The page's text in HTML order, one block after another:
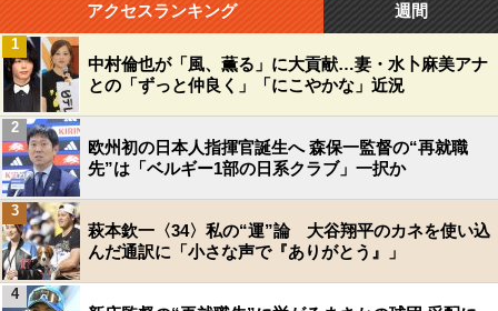
アクセスランキング 週間
中村倫也が「風、薫る」に大貢献…妻・水卜麻美アナ
との「ずっと仲良く」「にこやかな」近況
1
欧州初の日本人指揮官誕生へ 森保一監督の“再就職
先”は「ベルギー1部の日系クラブ」一択か
2
萩本欽一〈34〉私の“運”論 大谷翔平のカネを使い込
んだ通訳に「小さな声で『ありがとう』」
3
4